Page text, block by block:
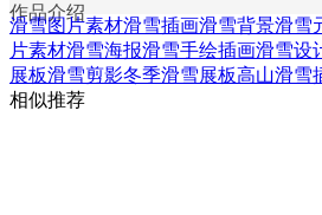
作品介绍
滑雪图片素材滑雪插画滑雪背景滑雪
片素材滑雪海报滑雪手绘插画滑雪设
展板滑雪剪影冬季滑雪展板高山滑雪
相似推荐